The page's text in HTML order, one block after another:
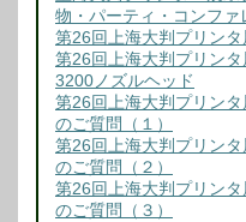
物・パーティ・コンファ
第26回上海大判プリン
第26回上海大判プリン
3200ノズルヘッド
第26回上海大判プリン
のご質問（１）
第26回上海大判プリン
のご質問（２）
第26回上海大判プリン
のご質問（３）